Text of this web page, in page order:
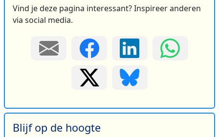
Vind je deze pagina interessant? Inspireer anderen
via social media.
Blijf op de hoogte